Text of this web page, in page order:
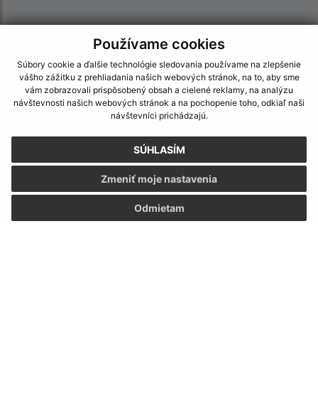
Používame cookies
Súbory cookie a ďalšie technológie sledovania používame na zlepšenie
vášho zážitku z prehliadania našich webových stránok, na to, aby sme
vám zobrazovali prispôsobený obsah a cielené reklamy, na analýzu
návštevnosti našich webových stránok a na pochopenie toho, odkiaľ naši
návštevníci prichádzajú.
SÚHLASÍM
Odmietam
Zmeniť moje nastavenia
Informácie o stránke:
Vyhlásenie o prístupnosti
Autorské práva
Ochrana osobných údajov
Navigácia:
Vytlačiť aktuálnu stránku
Mapa stránok